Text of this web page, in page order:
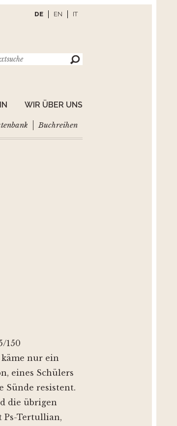
DE EN IT
WIR ÜBER UNS
Buchreihen
150
nur ein
eines Schülers
Sünde resistent.
die übrigen
Ps-Tertullian,